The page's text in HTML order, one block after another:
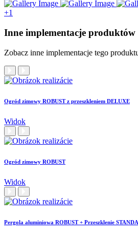
+1
Inne implementacje produktów
Zobacz inne implementacje tego
Ogród zimowy ROBUST z przeszkleniem DELUXE
Widok
Ogród zimowy ROBUST
Widok
Pergola aluminiowa ROBUST + Przeszklenie